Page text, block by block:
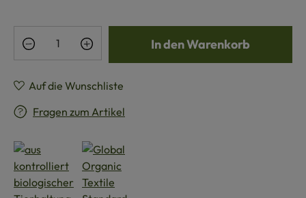
Produkt Anzahl: Gib den gewünschten
In den Warenkorb
Auf die Wunschliste
Fragen zum Artikel